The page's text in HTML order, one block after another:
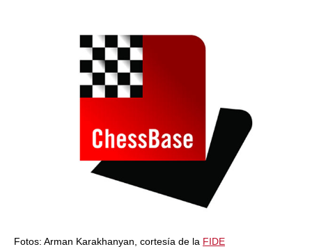
Fotos: Arman Karakhanyan, cortesía de la FIDE